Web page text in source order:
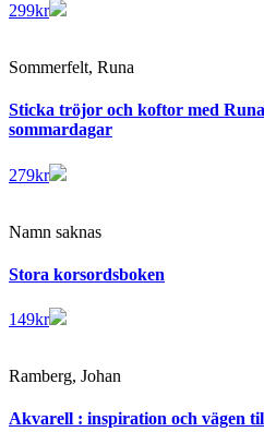
299kr
Sommerfelt, Runa
Sticka tröjor och koftor med
sommardagar
279kr
Namn saknas
Stora korsordsboken
149kr
Ramberg, Johan
Akvarell : inspiration och vägen